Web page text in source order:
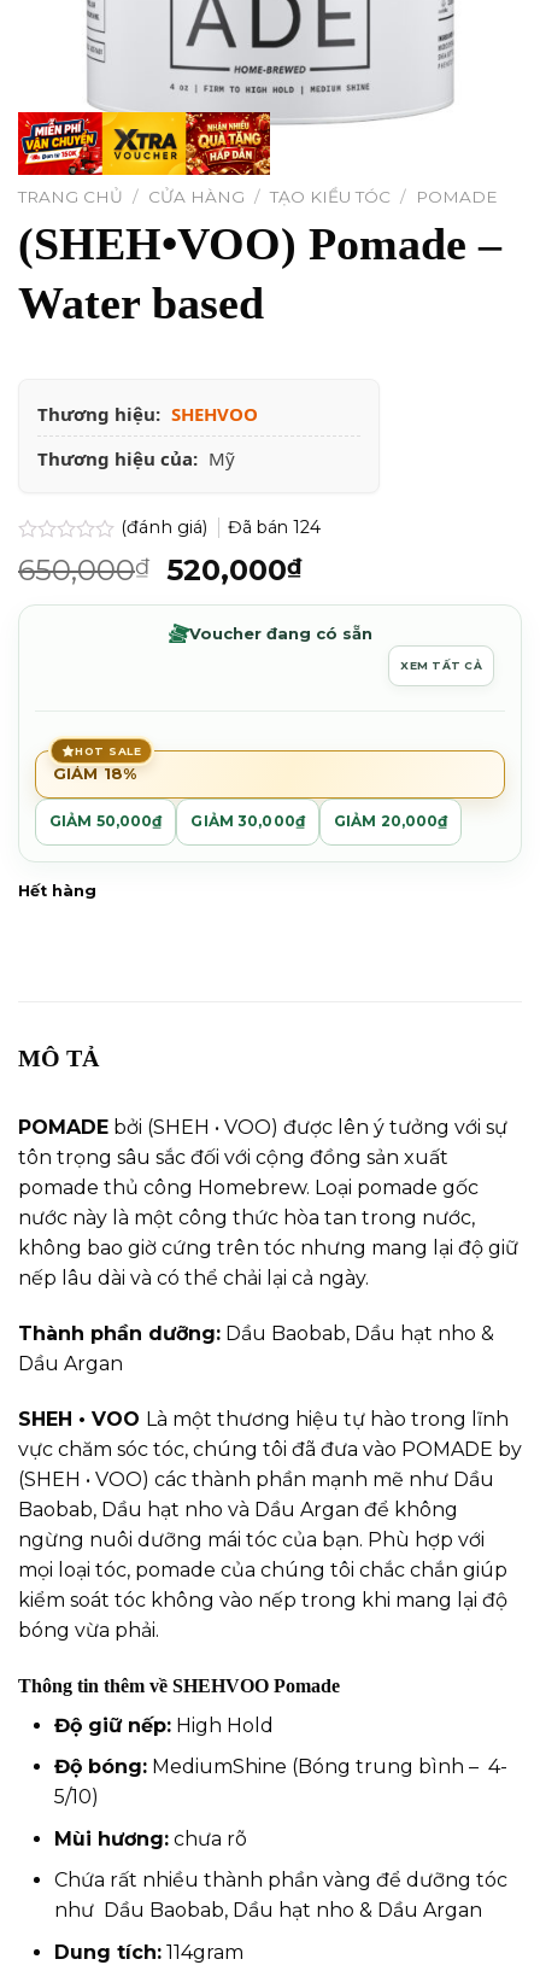
TRANG CHỦ / CỬA HÀNG / TẠO KIỂU TÓC / POMADE
(SHEH•VOO) Pomade –
Water based
Thương hiệu: SHEHVOO
Thương hiệu của: Mỹ
Được
xếp
0.0
(đánh giá) Đã bán 124
650,000₫
Giá
gốc
là:
520,000₫Giá
hiện
tại
520,000₫.
Voucher đang có sẵn
XEM TẤT CẢ
HOT SALE
GIẢM 18%
GIẢM 50,000₫ GIẢM 30,000₫ GIẢM 20,000₫
Hết hàng
MÔ TẢ
POMADE bởi (SHEH • VOO) được lên ý tưởng với sự
tôn trọng sâu sắc đối với cộng đồng sản xuất
pomade thủ công Homebrew. Loại pomade gốc
nước này là một công thức hòa tan trong nước,
không bao giờ cứng trên tóc nhưng mang lại độ giữ
nếp lâu dài và có thể chải lại cả ngày.
Thành phần dưỡng: Dầu Baobab, Dầu hạt nho &
Dầu Argan
SHEH • VOO Là một thương hiệu tự hào trong lĩnh
vực chăm sóc tóc, chúng tôi đã đưa vào POMADE by
(SHEH • VOO) các thành phần mạnh mẽ như Dầu
Baobab, Dầu hạt nho và Dầu Argan để không
ngừng nuôi dưỡng mái tóc của bạn. Phù hợp với
mọi loại tóc, pomade của chúng tôi chắc chắn giúp
kiểm soát tóc không vào nếp trong khi mang lại độ
bóng vừa phải.
Thông tin thêm về SHEHVOO Pomade
Độ giữ nếp: High Hold
Độ bóng: MediumShine (Bóng trung bình – 4-
5/10)
Mùi hương: chưa rõ
Chứa rất nhiều thành phần vàng để dưỡng tóc
như Dầu Baobab, Dầu hạt nho & Dầu Argan
Dung tích: 114gram